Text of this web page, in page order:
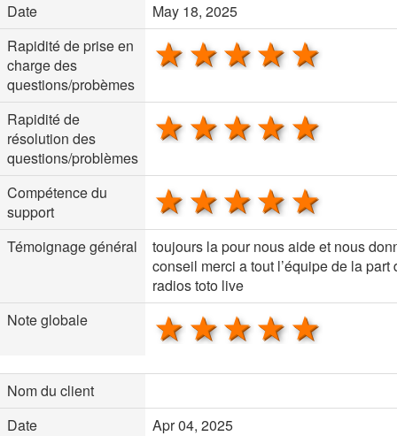
Date
May 18, 2025
Rapidité de prise en
charge des
questions/probèmes
4 stars
3 stars
2 stars
1 star
Rapidité de
résolution des
questions/problèmes
4 stars
3 stars
2 stars
1 star
Compétence du
support
4 stars
3 stars
2 stars
1 star
Témoignage général
toujours la pour nous aide et nous
conseil merci a tout l’équipe de la part
radios toto live
Note globale
4 stars
3 stars
2 stars
1 star
Nom du client
Date
Apr 04, 2025